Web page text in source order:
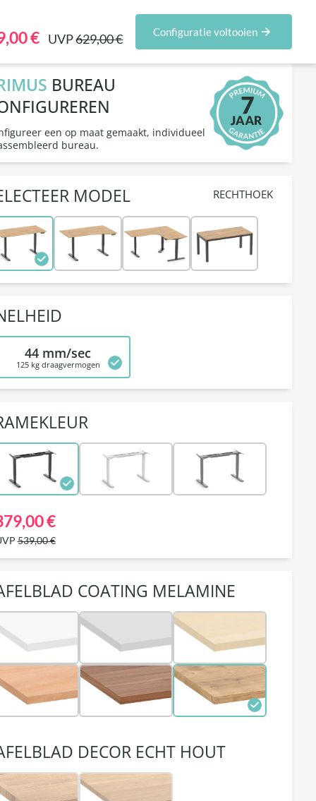
€ UVP629,00 € Configuratie voltooien
Zakelijke klanten Sets & acties
BUREAU
een op maat gemaakt, individueel
bureau.
MODEL RECHTHOEK
44 mm/sec
125 kg draagvermogen
€
539,00 €
COATING MELAMINE
DECOR ECHT HOUT